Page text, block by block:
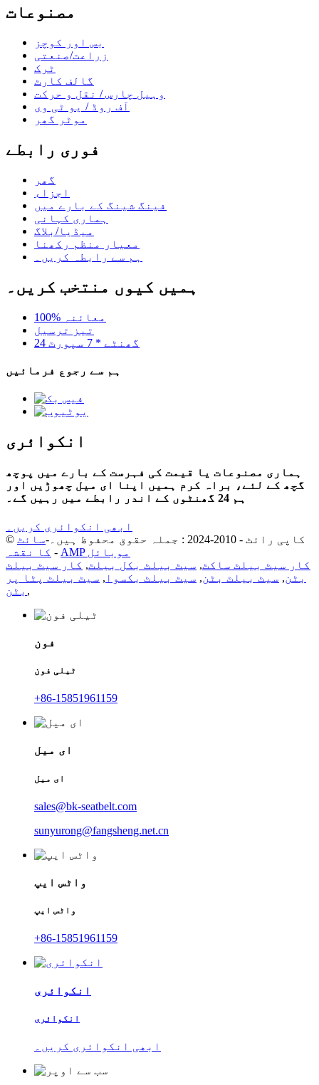
مصنوعات
بس اور کوچز
زراعت/صنعتی
ٹرک
گالف کارٹ
وہیل چارس / نقل و حرکت
آف روڈ / یو ٹی وی
موٹر گھر
فوری رابطے
گھر
اجزاء
فینگ شینگ کے بارے میں
ہماری کہانی
میڈیا/بلاگ
معیار منظم رکھنا
ہم سے رابطہ کریں۔
ہمیں کیوں منتخب کریں۔
100% معائنہ
تیز ترسیل
24 گھنٹے * 7 سپورٹ
ہم سے رجوع فرمائیں
انکوائری
ہماری مصنوعات یا قیمت کی فہرست کے بارے میں پوچھ
گچھ کے لئے، براہ کرم ہمیں اپنا ای میل چھوڑیں اور
ہم 24 گھنٹوں کے اندر رابطے میں رہیں گے۔
ابھی انکوائری کریں۔
© کاپی رائٹ - 2010-2024 : جملہ حقوق محفوظ ہیں۔-
سائٹ
کا نقشہ -
AMP موبائل
کار سیٹ بیلٹ ساکٹ, سیٹ بیلٹ بکل بیلٹ, کار سیٹ بیلٹ
بٹن, سیٹ بیلٹ بٹن, سیٹ بیلٹ بکسوا , سیٹ بیلٹ پٹا پر
بٹن ,
فون
ٹیلی فون
+86-15851961159
ای میل
ای میل
sales@bk-seatbelt.com
sunyurong@fangsheng.net.cn
واٹس ایپ
واٹس ایپ
+86-15851961159
انکوائری
انکوائری
ابھی انکوائری کریں۔